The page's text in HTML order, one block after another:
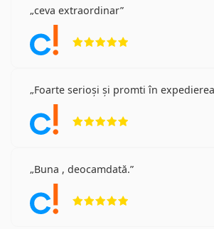
ceva extraordinar
Foarte serioși și promti în
Buna , deocamdată.